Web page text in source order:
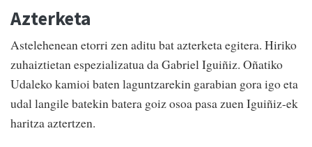
Azterketa
Astelehenean etorri zen aditu bat azterketa egitera. Hiriko
zuhaiztietan espezializatua da Gabriel Iguiñiz. Oñatiko
Udaleko kamioi baten laguntzarekin garabian gora igo eta
udal langile batekin batera goiz osoa pasa zuen Iguiñiz-ek
haritza aztertzen.